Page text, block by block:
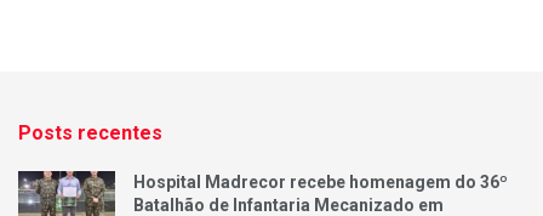
Posts recentes
Hospital Madrecor recebe homenagem do 36º
Batalhão de Infantaria Mecanizado em